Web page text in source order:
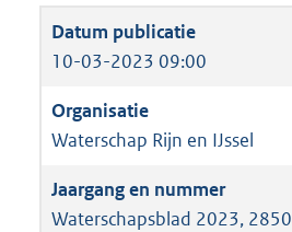
10-03-2023 09:00
Waterschap Rijn en IJssel
Waterschapsblad 2023, 2850